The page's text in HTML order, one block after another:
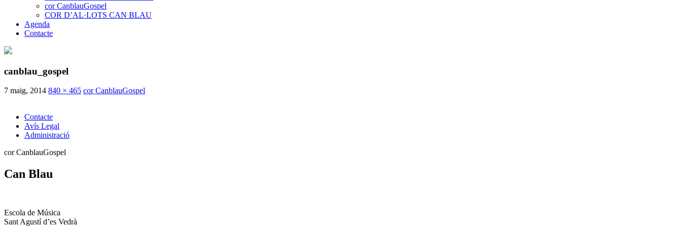
cor CanblauGospel
COR D’AL·LOTS CAN BLAU
Agenda
Contacte
canblau_gospel
7 maig, 2014 840 × 465 cor CanblauGospel
Contacte
Avís Legal
Administració
cor CanblauGospel
Can Blau
Escola de Música
Sant Agustí d’es Vedrà